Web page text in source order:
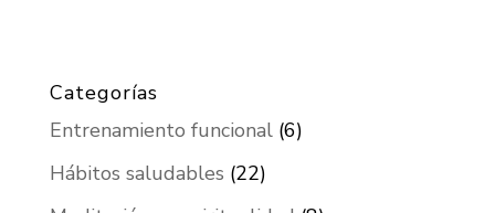
Categorías
Entrenamiento funcional(6)
Hábitos saludables (22)